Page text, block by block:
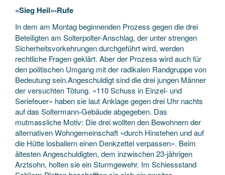
«Sieg Heil»-Rufe
In dem am Montag beginnenden Prozess gegen die drei
Beteiligten am Solterpolter-Anschlag, der unter strengen
Sicherheitsvorkehrungen durchgeführt wird, werden
rechtliche Fragen geklärt. Aber der Prozess wird auch für
den politischen Umgang mit der radikalen Randgruppe von
Bedeutung sein.Angeschuldigt sind die drei jungen Männer
der versuchten Tötung. «110 Schuss in Einzel- und
Seriefeuer» haben sie laut Anklage gegen drei Uhr nachts
auf das Soltermann-Gebäude abgegeben. Das
mutmassliche Motiv: Die drei wollten den Bewohnern der
alternativen Wohngemeinschaft «durch Hinstehen und auf
die Hütte losballern einen Denkzettel verpassen». Beim
ältesten Angeschuldigten, dem inzwischen 23-jährigen
Arztsohn, holten sie ein Sturmgewehr. Im Schiessstand